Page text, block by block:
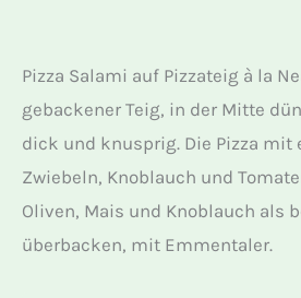
Pizza Salami auf Pizzateig à la
gebackener Teig, in der Mitte
dick und knusprig. Die Pizza mit
Zwiebeln, Knoblauch und
Oliven, Mais und Knoblauch als
überbacken, mit Emmentaler.